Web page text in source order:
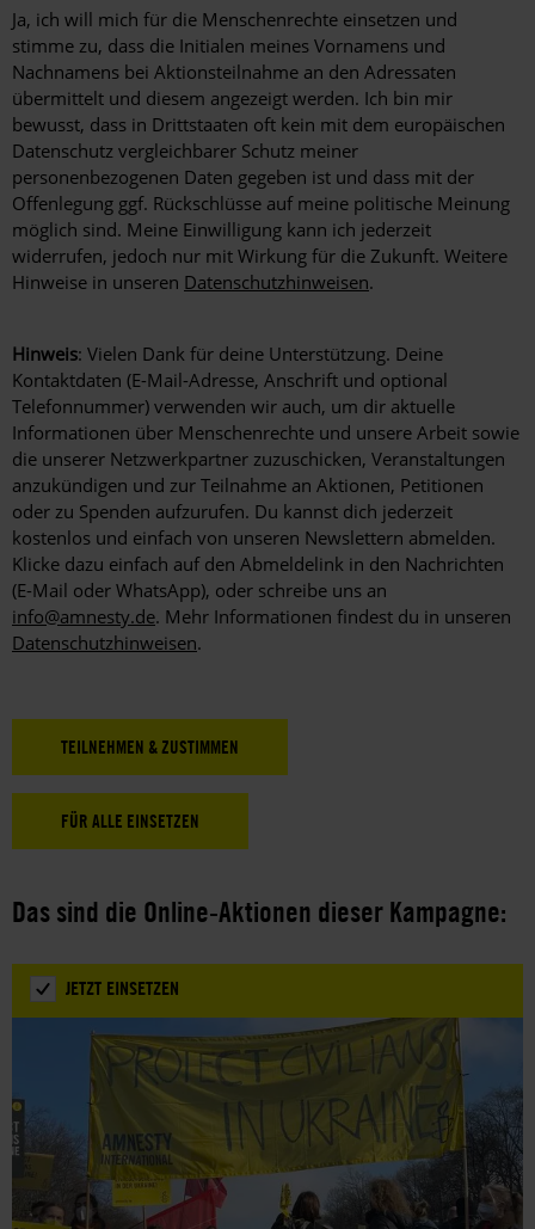
Profildaten
(Vorname,
erster
Buchstabe
des
Nachnamens)
dürfen
bei
Aktionsteilnahme
angezeigt
werden.
Ja, ich will mich für die Menschenrechte einsetzen und
stimme zu, dass die Initialen meines Vornamens und
Nachnamens bei Aktionsteilnahme an den Adressaten
übermittelt und diesem angezeigt werden. Ich bin mir
bewusst, dass in Drittstaaten oft kein mit dem europäischen
Datenschutz vergleichbarer Schutz meiner
personenbezogenen Daten gegeben ist und dass mit der
Offenlegung ggf. Rückschlüsse auf meine politische Meinung
möglich sind. Meine Einwilligung kann ich jederzeit
widerrufen, jedoch nur mit Wirkung für die Zukunft. Weitere
Hinweise in unseren Datenschutzhinweisen.
Hinweis: Vielen Dank für deine Unterstützung. Deine
Kontaktdaten (E-Mail-Adresse, Anschrift und optional
Telefonnummer) verwenden wir auch, um dir aktuelle
Informationen über Menschenrechte und unsere Arbeit sowie
die unserer Netzwerkpartner zuzuschicken, Veranstaltungen
anzukündigen und zur Teilnahme an Aktionen, Petitionen
oder zu Spenden aufzurufen. Du kannst dich jederzeit
kostenlos und einfach von unseren Newslettern abmelden.
Klicke dazu einfach auf den Abmeldelink in den Nachrichten
(E-Mail oder WhatsApp), oder schreibe uns an
info@amnesty.de. Mehr Informationen findest du in unseren
Datenschutzhinweisen.
Das sind die Online-Aktionen dieser Kampagne:
JETZT EINSETZEN